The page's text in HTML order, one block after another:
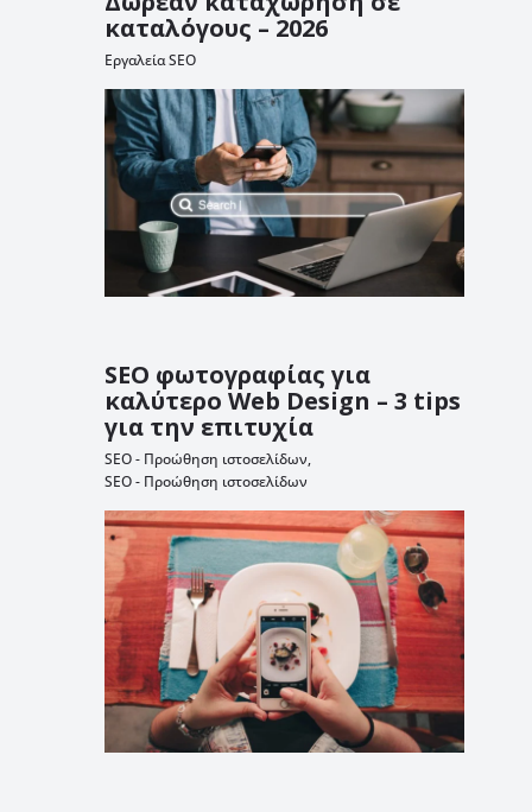
καταλόγους – 2026
Εργαλεία SEO
SEO φωτογραφίας για
καλύτερο Web Design – 3 tips
για την επιτυχία
SEO - Προώθηση ιστοσελίδων,
SEO - Προώθηση ιστοσελίδων